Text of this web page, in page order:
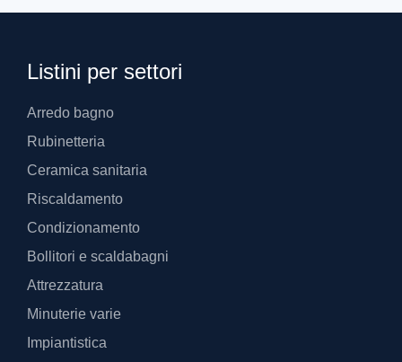
Listini per settori
Arredo bagno
Rubinetteria
Ceramica sanitaria
Riscaldamento
Condizionamento
Bollitori e scaldabagni
Attrezzatura
Minuterie varie
Impiantistica